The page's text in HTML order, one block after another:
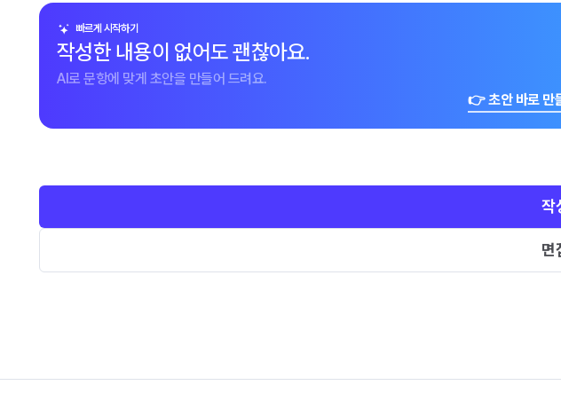
빠르게 시작하기
작성한 내용이 없어도 괜찮아요.
AI로 문항에 맞게 초안을 만들어 드려요.
👉 초안 바로 만
작
면